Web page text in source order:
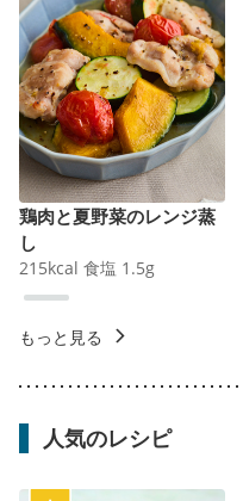
鶏肉と夏野菜のレンジ蒸
し
215kcal 食塩 1.5g
もっと見る
人気のレシピ